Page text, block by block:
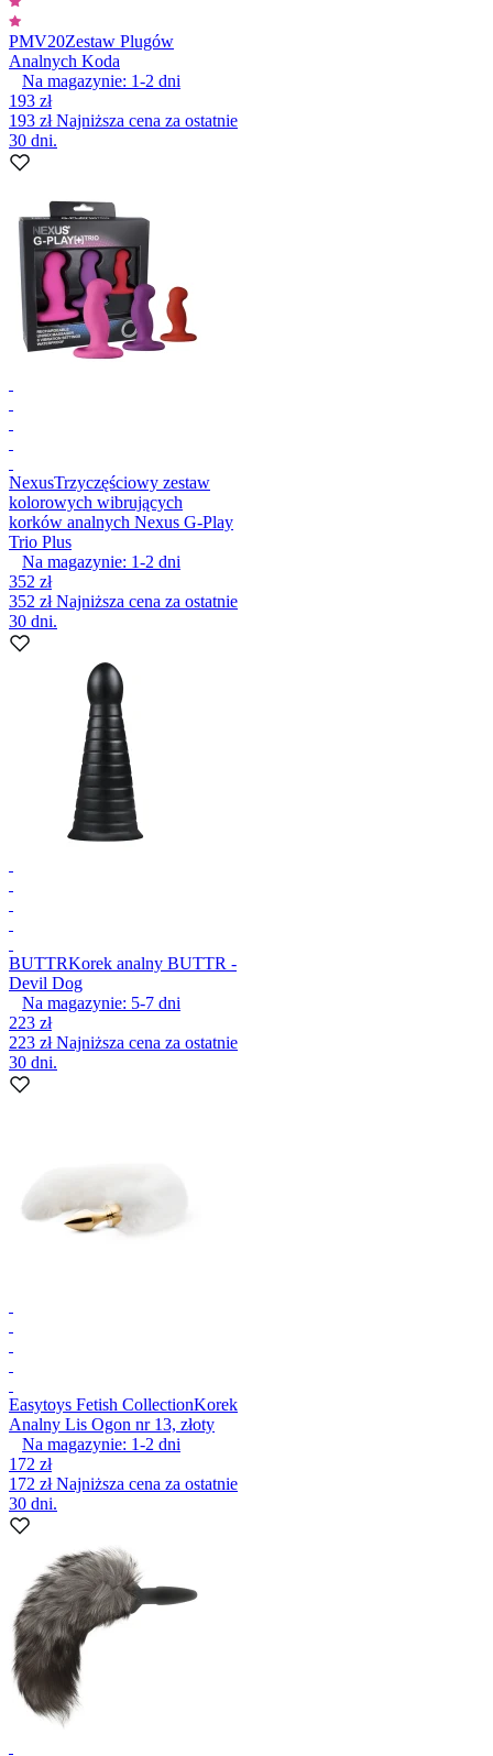
PMV20Zestaw Plugów
Analnych Koda
Na magazynie: 1-2 dni
193 zł
193 złNajniższa cena za ostatnie
30 dni.
NexusTrzyczęściowy zestaw
kolorowych wibrujących
korków analnych Nexus G-Play
Trio Plus
Na magazynie: 1-2 dni
352 zł
352 złNajniższa cena za ostatnie
30 dni.
BUTTRKorek analny BUTTR -
Devil Dog
Na magazynie: 5-7 dni
223 zł
223 złNajniższa cena za ostatnie
30 dni.
Easytoys Fetish CollectionKorek
Analny Lis Ogon nr 13, złoty
Na magazynie: 1-2 dni
172 zł
172 złNajniższa cena za ostatnie
30 dni.